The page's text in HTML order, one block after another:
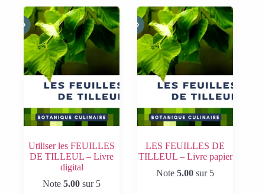
Utiliser les FEUILLES
DE TILLEUL – Livre
digital
Note5.00 sur 5
LES FEUILLES DE
TILLEUL – Livre papier
Note5.00 sur 5